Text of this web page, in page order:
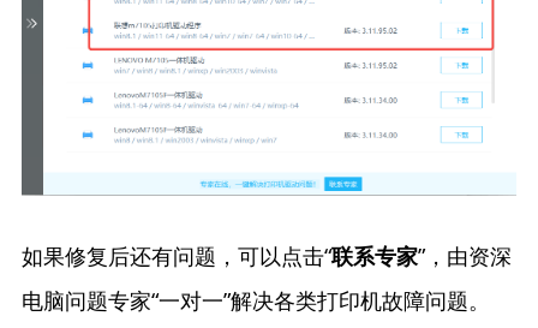
如果修复后还有问题，可以点击“联系专家”，由资深
电脑问题专家“一对一”解决各类打印机故障问题。